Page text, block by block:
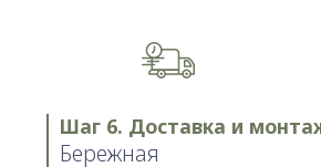
Шаг 6. Доставка и
Бережная